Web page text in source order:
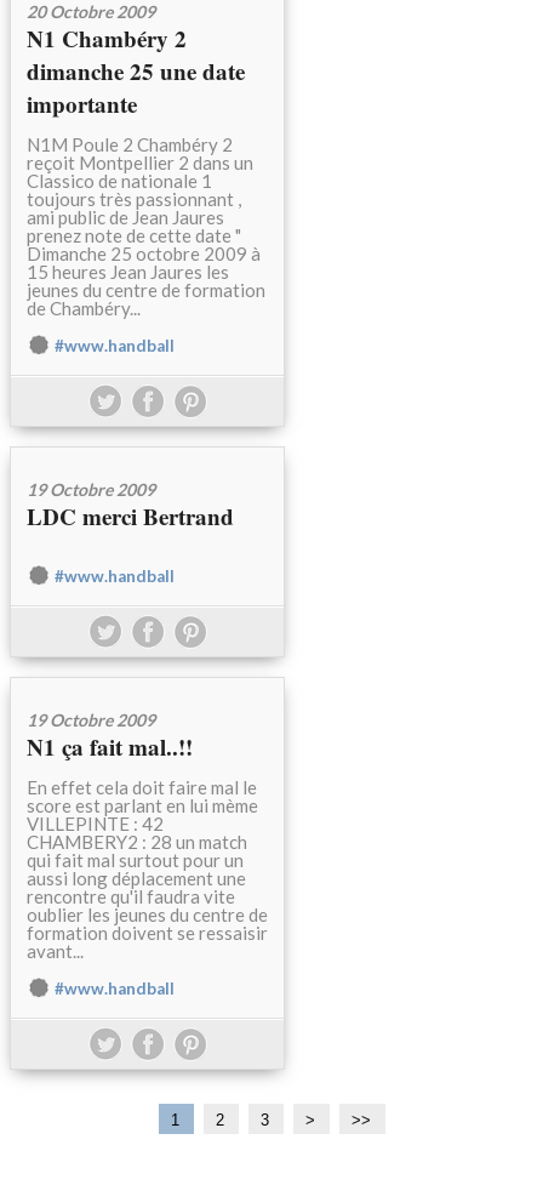
20 Octobre 2009
N1 Chambéry 2
dimanche 25 une date
importante
N1M Poule 2 Chambéry 2
reçoit Montpellier 2 dans un
Classico de nationale 1
toujours très passionnant ,
ami public de Jean Jaures
prenez note de cette date "
Dimanche 25 octobre 2009 à
15 heures Jean Jaures les
jeunes du centre de formation
de Chambéry...
#www.handball
19 Octobre 2009
LDC merci Bertrand
#www.handball
19 Octobre 2009
N1 ça fait mal..!!
En effet cela doit faire mal le
score est parlant en lui mème
VILLEPINTE : 42
CHAMBERY2 : 28 un match
qui fait mal surtout pour un
aussi long déplacement une
rencontre qu'il faudra vite
oublier les jeunes du centre de
formation doivent se ressaisir
avant...
#www.handball
1 2 3 > >>